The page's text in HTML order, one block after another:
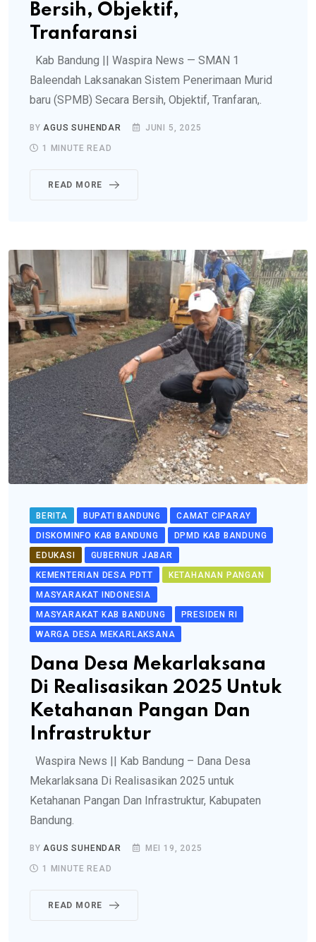
Bersih, Objektif,
Tranfaransi
Kab Bandung || Waspira News — SMAN 1
Baleendah Laksanakan Sistem Penerimaan Murid
baru (SPMB) Secara Bersih, Objektif, Tranfaran,.
BYAGUS SUHENDAR JUNI 5, 2025
1 MINUTE READ
READ MORE
BERITA BUPATI BANDUNG
CAMAT CIPARAY
DISKOMINFO KAB BANDUNG
DPMD KAB BANDUNG
EDUKASI
GUBERNUR JABAR
KEMENTERIAN DESA PDTT
KETAHANAN PANGAN
MASYARAKAT INDONESIA
MASYARAKAT KAB BANDUNG
PRESIDEN RI
WARGA DESA MEKARLAKSANA
Dana Desa Mekarlaksana
Di Realisasikan 2025 Untuk
Ketahanan Pangan Dan
Infrastruktur
Waspira News || Kab Bandung – Dana Desa
Mekarlaksana Di Realisasikan 2025 untuk
Ketahanan Pangan Dan Infrastruktur, Kabupaten
Bandung.
BYAGUS SUHENDAR MEI 19, 2025
1 MINUTE READ
READ MORE